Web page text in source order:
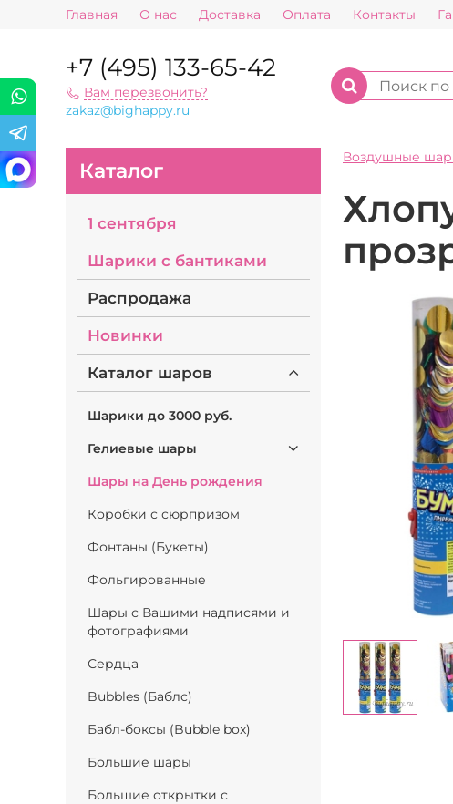
Главная О нас Доставка Оплата Контакты
+7 (495) 133-65-42
Вам перезвонить?
zakaz@bighappy.ru
Каталог
1 сентября
Шарики с бантиками
Распродажа
Новинки
Каталог шаров
Шарики до 3000 руб.
Гелиевые шары
Шары на День рождения
Коробки с сюрпризом
Фонтаны (Букеты)
Фольгированные
Шары с Вашими надписями и
фотографиями
Сердца
Bubbles (Баблс)
Бабл-боксы (Bubble box)
Большие шары
Большие открытки с
Воздушные